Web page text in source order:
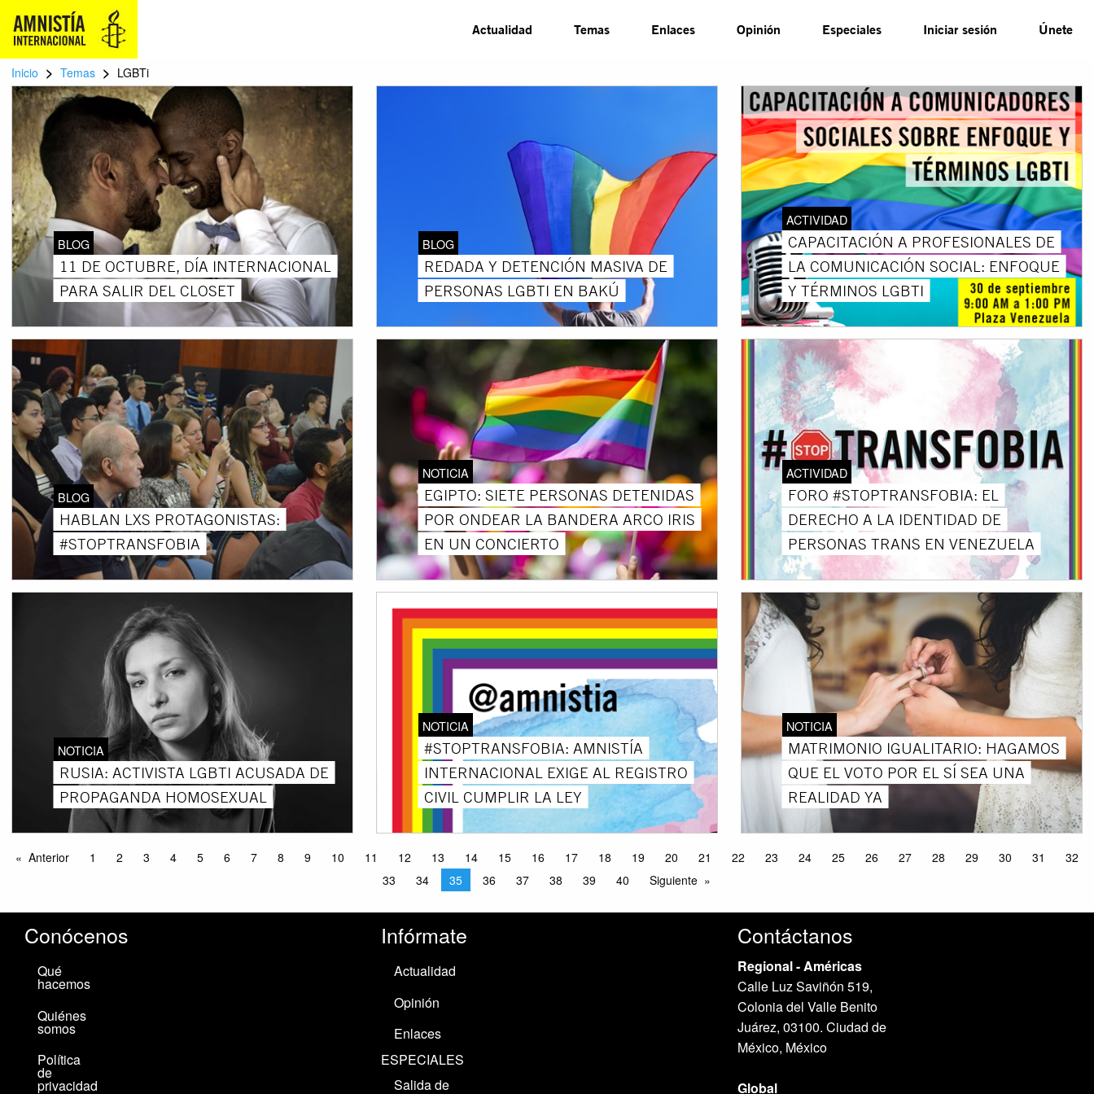
Actualidad Temas Enlaces Opinión Especiales Iniciar sesión Únete
Inicio > Temas > LGBTi
BLOG
11 DE OCTUBRE, DÍA INTERNACIONAL
PARA SALIR DEL CLOSET
BLOG
REDADA Y DETENCIÓN MASIVA DE
PERSONAS LGBTI EN BAKÚ
ACTIVIDAD
CAPACITACIÓN A PROFESIONALES DE
LA COMUNICACIÓN SOCIAL: ENFOQUE
Y TÉRMINOS LGBTI
BLOG
HABLAN LXS PROTAGONISTAS:
#STOPTRANSFOBIA
NOTICIA
EGIPTO: SIETE PERSONAS DETENIDAS
POR ONDEAR LA BANDERA ARCO IRIS
EN UN CONCIERTO
ACTIVIDAD
FORO #STOPTRANSFOBIA: EL
DERECHO A LA IDENTIDAD DE
PERSONAS TRANS EN VENEZUELA
NOTICIA
RUSIA: ACTIVISTA LGBTI ACUSADA DE
PROPAGANDA HOMOSEXUAL
NOTICIA
#STOPTRANSFOBIA: AMNISTÍA
INTERNACIONAL EXIGE AL REGISTRO
CIVIL CUMPLIR LA LEY
NOTICIA
MATRIMONIO IGUALITARIO: HAGAMOS
QUE EL VOTO POR EL SÍ SEA UNA
REALIDAD YA
Anterior 1 2 3 4 5 6 7 8 9 10 11 12 13 14 15 16 17 18 19 20 21 22 23 24 25 26 27 28 29 30 31
32
33
34 35 36 37 38 39 40 Siguiente
Conócenos
Qué
hacemos
Quiénes
somos
Política
de
privacidad
Infórmate
Actualidad
Opinión
Enlaces
ESPECIALES
Salida de
Contáctanos
Regional - Américas
Calle Luz Saviñón 519,
Colonia del Valle Benito
Juárez, 03100. Ciudad de
México, México
Global